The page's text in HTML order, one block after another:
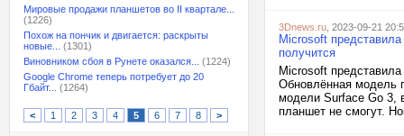
Мировые продажи планшетов во II квартале...
(1226)
Похож на пончик и двигается: раскрыты
новые...
(1301)
Виновником сбоя в Рунете оказался...
(1224)
Google Chrome теперь потребует до 20
Гбайт...
(1264)
< 1 2 3 4 5 6 7 8 >
3Dnews.ru , 2023-09-21
Microsoft
получится
Microsoft
Обновлённая модель
модели Surface Go 3,
планшет не смогут.